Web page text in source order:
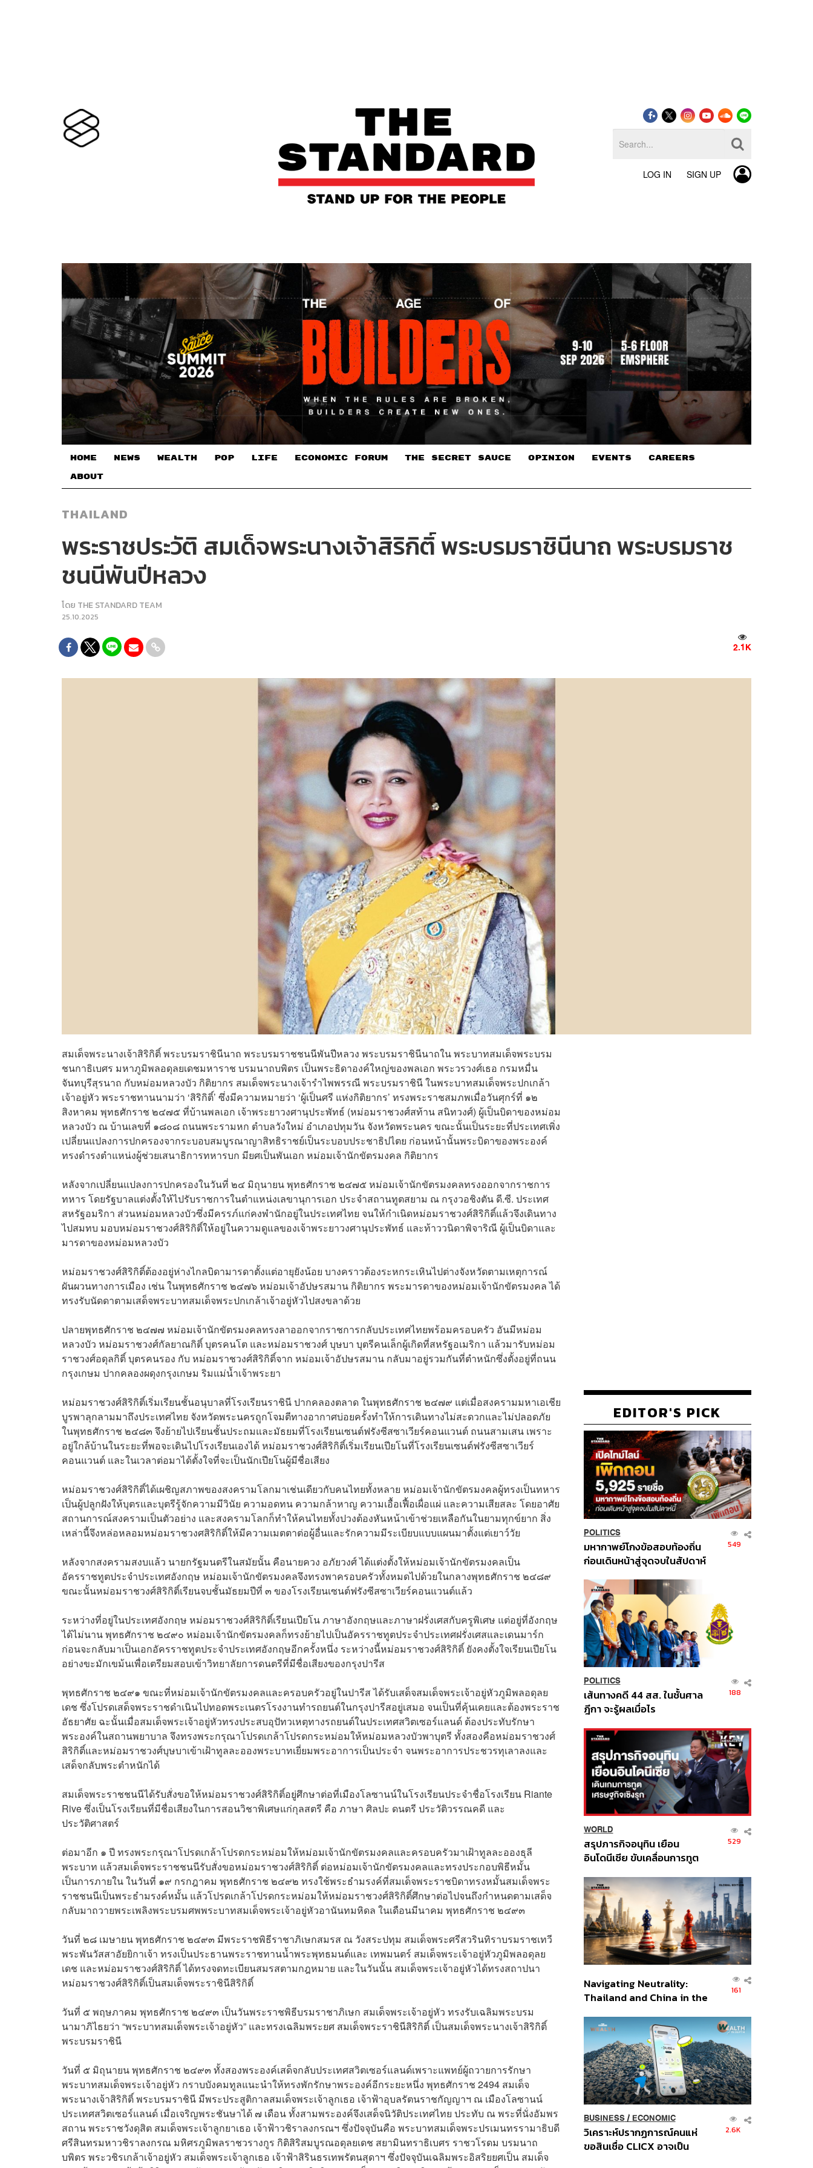
LOG IN SIGN UP
HOME NEWS WEALTH POP LIFE ECONOMIC FORUM THE SECRET SAUCE​ OPINION EVENTS CAREERS
ABOUT
THAILAND
พระราชประวัติ สมเด็จพระนางเจ้าสิริกิติ์ พระบรมราชินีนาถ พระบรมราช
ชนนีพันปีหลวง
โดย THE STANDARD TEAM
25.10.2025
2.1K
สมเด็จพระนางเจ้าสิริกิติ์ พระบรมราชินีนาถ พระบรมราชชนนีพันปีหลวง พระบรมราชินีนาถใน พระบาทสมเด็จพระบรม
ชนกาธิเบศร มหาภูมิพลอดุลยเดชมหาราช บรมนาถบพิตร เป็นพระธิดาองค์ใหญ่ของพลเอก พระวรวงศ์เธอ กรมหมื่น
จันทบุรีสุรนาถ กับหม่อมหลวงบัว กิติยากร สมเด็จพระนางเจ้ารำไพพรรณี พระบรมราชินี ในพระบาทสมเด็จพระปกเกล้า
เจ้าอยู่หัว พระราชทานนามว่า ‘สิริกิติ์’ ซึ่งมีความหมายว่า ‘ผู้เป็นศรี แห่งกิติยากร’ ทรงพระราชสมภพเมื่อวันศุกร์ที่ ๑๒
สิงหาคม พุทธศักราช ๒๔๗๕ ที่บ้านพลเอก เจ้าพระยาวงศานุประพัทธ์ (หม่อมราชวงศ์สท้าน สนิทวงศ์) ผู้เป็นบิดาของหม่อม
หลวงบัว ณ บ้านเลขที่ ๑๘๐๘ ถนนพระรามหก ตำบลวังใหม่ อำเภอปทุมวัน จังหวัดพระนคร ขณะนั้นเป็นระยะที่ประเทศเพิ่ง
เปลี่ยนแปลงการปกครองจากระบอบสมบูรณาญาสิทธิราชย์เป็นระบอบประชาธิปไตย ก่อนหน้านั้นพระบิดาของพระองค์
ทรงดำรงตำแหน่งผู้ช่วยเสนาธิการทหารบก มียศเป็นพันเอก หม่อมเจ้านักขัตรมงคล กิติยากร
หลังจากเปลี่ยนแปลงการปกครองในวันที่ ๒๔ มิถุนายน พุทธศักราช ๒๔๗๕ หม่อมเจ้านักขัตรมงคลทรงออกจากราชการ
ทหาร โดยรัฐบาลแต่งตั้งให้ไปรับราชการในตำแหน่งเลขานุการเอก ประจำสถานทูตสยาม ณ กรุงวอชิงตัน ดี.ซี. ประเทศ
สหรัฐอมริกา ส่วนหม่อมหลวงบัวซึ่งมีครรภ์แก่คงพำนักอยู่ในประเทศไทย จนให้กำเนิดหม่อมราชวงศ์สิริกิติ์แล้วจึงเดินทาง
ไปสมทบ มอบหม่อมราชวงศ์สิริกิติ์ให้อยู่ในความดูแลของเจ้าพระยาวงศานุประพัทธ์ และท้าววนิดาพิจาริณี ผู้เป็นบิดาและ
มารดาของหม่อมหลวงบัว
หม่อมราชวงศ์สิริกิติ์ต้องอยู่ห่างไกลบิดามารดาตั้งแต่อายุยังน้อย บางคราวต้องระหกระเหินไปต่างจังหวัดตามเหตุการณ์
ผันผวนทางการเมือง เช่น ในพุทธศักราช ๒๔๗๖ หม่อมเจ้าอัปษรสมาน กิติยากร พระมารดาของหม่อมเจ้านักขัตรมงคล ได้
ทรงรับนัดดาตามเสด็จพระบาทสมเด็จพระปกเกล้าเจ้าอยู่หัวไปสงขลาด้วย
ปลายพุทธศักราช ๒๔๗๗ หม่อมเจ้านักขัตรมงคลทรงลาออกจากราชการกลับประเทศไทยพร้อมครอบครัว อันมีหม่อม
หลวงบัว หม่อมราชวงศ์กัลยาณกิติ์ บุตรคนโต และหม่อมราชวงศ์ บุษบา บุตรีคนเล็กผู้เกิดที่สหรัฐอเมริกา แล้วมารับหม่อม
ราชวงศ์อดุลกิติ์ บุตรคนรอง กับ หม่อมราชวงศ์สิริกิติ์จาก หม่อมเจ้าอัปษรสมาน กลับมาอยู่รวมกันที่ตำหนักซึ่งตั้งอยู่ที่ถนน
กรุงเกษม ปากคลองผดุงกรุงเกษม ริมแม่น้ำเจ้าพระยา
หม่อมราชวงศ์สิริกิติ์เริ่มเรียนชั้นอนุบาลที่โรงเรียนราชินี ปากคลองตลาด ในพุทธศักราช ๒๔๗๙ แต่เมื่อสงครามมหาเอเชีย
บูรพาลุกลามมาถึงประเทศไทย จังหวัดพระนครถูกโจมตีทางอากาศบ่อยครั้งทำให้การเดินทางไม่สะดวกและไม่ปลอดภัย
ในพุทธศักราช ๒๔๘๓ จึงย้ายไปเรียนชั้นประถมและมัธยมที่โรงเรียนเซนต์ฟรังซีสซาเวียร์คอนแวนต์ ถนนสามเสน เพราะ
อยู่ใกล้บ้านในระยะที่พอจะเดินไปโรงเรียนเองได้ หม่อมราชวงศ์สิริกิติ์เริ่มเรียนเปียโนที่โรงเรียนเซนต์ฟรังซีสซาเวียร์
คอนแวนต์ และในเวลาต่อมาได้ตั้งใจที่จะเป็นนักเปียโนผู้มีชื่อเสียง
หม่อมราชวงศ์สิริกิติ์ได้เผชิญสภาพของสงครามโลกมาเช่นเดียวกับคนไทยทั้งหลาย หม่อมเจ้านักขัตรมงคลผู้ทรงเป็นทหาร
เป็นผู้ปลูกฝังให้บุตรและบุตรีรู้จักความมีวินัย ความอดทน ความกล้าหาญ ความเอื้อเฟื้อเผื่อแผ่ และความเสียสละ โดยอาศัย
สถานการณ์สงครามเป็นตัวอย่าง และสงครามโลกก็ทำให้คนไทยทั้งปวงต้องหันหน้าเข้าช่วยเหลือกันในยามทุกข์ยาก สิ่ง
เหล่านี้จึงหล่อหลอมหม่อมราชวงศสิริกิติ์ให้มีความเมตตาต่อผู้อื่นและรักความมีระเบียบแบบแผนมาตั้งแต่เยาว์วัย
หลังจากสงครามสงบแล้ว นายกรัฐมนตรีในสมัยนั้น คือนายควง อภัยวงศ์ ได้แต่งตั้งให้หม่อมเจ้านักขัตรมงคลเป็น
อัครราชทูตประจำประเทศอังกฤษ หม่อมเจ้านักขัตรมงคลจึงทรงพาครอบครัวทั้งหมดไปด้วยในกลางพุทธศักราช ๒๔๘๙
ขณะนั้นหม่อมราชวงศ์สิริกิติ์เรียนจบชั้นมัธยมปีที่ ๓ ของโรงเรียนเซนต์ฟรังซีสซาเวียร์คอนแวนต์แล้ว
ระหว่างที่อยู่ในประเทศอังกฤษ หม่อมราชวงศ์สิริกิติ์เรียนเปียโน ภาษาอังกฤษและภาษาฝรั่งเศสกับครูพิเศษ แต่อยู่ที่อังกฤษ
ได้ไม่นาน พุทธศักราช ๒๔๙๐ หม่อมเจ้านักขัตรมงคลก็ทรงย้ายไปเป็นอัครราชทูตประจำประเทศฝรั่งเศสและเดนมาร์ก
ก่อนจะกลับมาเป็นเอกอัครราชทูตประจำประเทศอังกฤษอีกครั้งหนึ่ง ระหว่างนี้หม่อมราชวงศ์สิริกิติ์ ยังคงตั้งใจเรียนเปียโน
อย่างขะมักเขม้นเพื่อเตรียมสอบเข้าวิทยาลัยการดนตรีที่มีชื่อเสียงของกรุงปารีส
พุทธศักราช ๒๔๙๑ ขณะที่หม่อมเจ้านักขัตรมงคลและครอบครัวอยู่ในปารีส ได้รับเสด็จสมเด็จพระเจ้าอยู่หัวภูมิพลอดุลย
เดช ซึ่งโปรดเสด็จพระราชดำเนินไปทอดพระเนตรโรงงานทำรถยนต์ในกรุงปารีสอยู่เสมอ จนเป็นที่คุ้นเคยและต้องพระราช
อัธยาศัย ฉะนั้นเมื่อสมเด็จพระเจ้าอยู่หัวทรงประสบอุปัทวเหตุทางรถยนต์ในประเทศสวิตเซอร์แลนด์ ต้องประทับรักษา
พระองค์ในสถานพยาบาล จึงทรงพระกรุณาโปรดเกล้าโปรดกระหม่อมให้หม่อมหลวงบัวพาบุตรี ทั้งสองคือหม่อมราชวงศ์
สิริกิติ์และหม่อมราชวงศ์บุษบาเข้าเฝ้าทูลละอองพระบาทเยี่ยมพระอาการเป็นประจำ จนพระอาการประชวรทุเลาลงและ
เสด็จกลับพระตำหนักได้
สมเด็จพระราชชนนีได้รับสั่งขอให้หม่อมราชวงศ์สิริกิติ์อยู่ศึกษาต่อที่เมืองโลซานน์ในโรงเรียนประจำชื่อโรงเรียน Riante
Rive ซึ่งเป็นโรงเรียนที่มีชื่อเสียงในการสอนวิชาพิเศษแก่กุลสตรี คือ ภาษา ศิลปะ ดนตรี ประวัติวรรณคดี และ
ประวัติศาสตร์
ต่อมาอีก ๑ ปี ทรงพระกรุณาโปรดเกล้าโปรดกระหม่อมให้หม่อมเจ้านักขัตรมงคลและครอบครัวมาเฝ้าทูลละอองธุลี
พระบาท แล้วสมเด็จพระราชชนนีรับสั่งขอหม่อมราชวงศ์สิริกิติ์ ต่อหม่อมเจ้านักขัตรมงคลและทรงประกอบพิธีหมั้น
เป็นการภายใน ในวันที่ ๑๙ กรกฎาคม พุทธศักราช ๒๔๙๒ ทรงใช้พระธำมรงค์ที่สมเด็จพระราชบิดาทรงหมั้นสมเด็จพระ
ราชชนนีเป็นพระธำมรงค์หมั้น แล้วโปรดเกล้าโปรดกระหม่อมให้หม่อมราชวงศ์สิริกิติ์ศึกษาต่อไปจนถึงกำหนดตามเสด็จ
กลับมาถวายพระเพลิงพระบรมศพพระบาทสมเด็จพระเจ้าอยู่หัวอานันทมหิดล ในเดือนมีนาคม พุทธศักราช ๒๔๙๓
วันที่ ๒๘ เมษายน พุทธศักราช ๒๔๙๓ มีพระราชพิธีราชาภิเษกสมรส ณ วังสระปทุม สมเด็จพระศรีสวรินทิราบรมราชเทวี
พระพันวัสสาอัยยิกาเจ้า ทรงเป็นประธานพระราชทานน้ำพระพุทธมนต์และ เทพมนตร์ สมเด็จพระเจ้าอยู่หัวภูมิพลอดุลย
เดช และหม่อมราชวงศ์สิริกิติ์ ได้ทรงจดทะเบียนสมรสตามกฎหมาย และในวันนั้น สมเด็จพระเจ้าอยู่หัวได้ทรงสถาปนา
หม่อมราชวงศ์สิริกิติ์เป็นสมเด็จพระราชินีสิริกิติ์
วันที่ ๕ พฤษภาคม พุทธศักราช ๒๔๙๓ เป็นวันพระราชพิธีบรมราชาภิเษก สมเด็จพระเจ้าอยู่หัว ทรงรับเฉลิมพระบรม
นามาภิไธยว่า “พระบาทสมเด็จพระเจ้าอยู่หัว” และทรงเฉลิมพระยศ สมเด็จพระราชินีสิริกิติ์ เป็นสมเด็จพระนางเจ้าสิริกิติ์
พระบรมราชินี
วันที่ ๕ มิถุนายน พุทธศักราช ๒๔๙๓ ทั้งสองพระองค์เสด็จกลับประเทศสวิตเซอร์แลนด์เพราะแพทย์ผู้ถวายการรักษา
พระบาทสมเด็จพระเจ้าอยู่หัว กราบบังคมทูลแนะนำให้ทรงพักรักษาพระองค์อีกระยะหนึ่ง พุทธศักราช 2494 สมเด็จ
พระนางเจ้าสิริกิติ์ พระบรมราชินี มีพระประสูติกาลสมเด็จพระเจ้าลูกเธอ เจ้าฟ้าอุบลรัตนราชกัญญาฯ ณ เมืองโลซานน์
ประเทศสวิตเซอร์แลนด์ เมื่อเจริญพระชันษาได้ ๗ เดือน ทั้งสามพระองค์จึงเสด็จนิวัติประเทศไทย ประทับ ณ พระที่นั่งอัมพร
สถาน พระราชวังดุสิต สมเด็จพระเจ้าลูกยาเธอ เจ้าฟ้าวชิราลงกรณฯ ซึ่งปัจจุบันคือ พระบาทสมเด็จพระปรเมนทรรามาธิบดี
ศรีสินทรมหาวชิราลงกรณ มหิศรภูมิพลราชวรางกูร กิติสิริสมบูรณอดุลยเดช สยามินทราธิเบศร ราชวโรดม บรมนาถ
บพิตร พระวชิรเกล้าเจ้าอยู่หัว สมเด็จพระเจ้าลูกเธอ เจ้าฟ้าสิรินธรเทพรัตนสุดาฯ ซึ่งปัจจุบันเฉลิมพระอิสริยยศเป็น สมเด็จ
EDITOR'S PICK
POLITICS
มหากาพย์โกงข้อสอบท้องถิ่น
ก่อนเดินหน้าสู่จุดจบในสัปดาห์
549
POLITICS
เส้นทางคดี 44 สส. ในชั้นศาล
ฎีกา จะรู้ผลเมื่อไร
188
WORLD
สรุปภารกิจอนุทิน เยือน
อินโดนีเซีย ขับเคลื่อนการทูต
ส่วนยุทธศาสตร์ไทย –
อินโดนีเซีย
529
Navigating Neutrality:
Thailand and China in the
Order
161
BUSINESS/ ECONOMIC
วิเคราะห์ปรากฏการณ์คนแห่
ขอสินเชื่อ CLICX อาจเป็น
2.6K